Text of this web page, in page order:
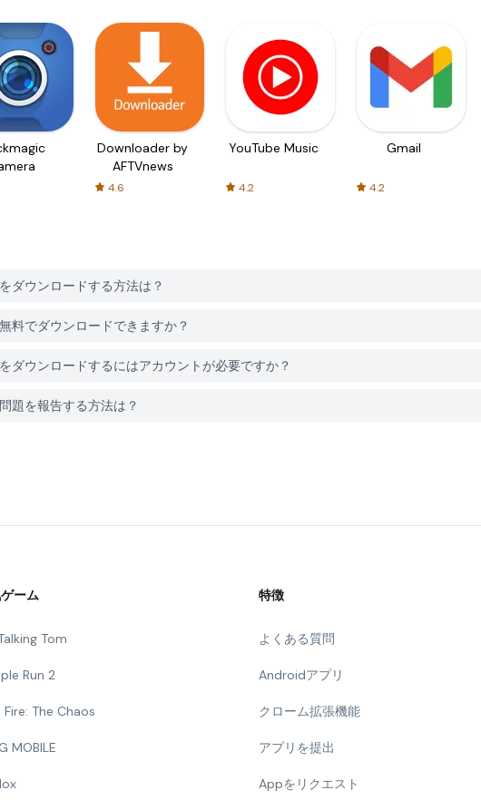
Downloader by
AFTVnews
4.6
YouTube Music
4.2
Gmail
4.2
ダウンロードする方法は？
料でダウンロードできますか？
ウンロードするにはアカウントが必要ですか？
題を報告する方法は？
ーム
Tom
Run 2
Fire: The Chaos
MOBILE
特徴
よくある質問
Androidアプリ
クローム拡張機能
アプリを提出
Appをリクエスト